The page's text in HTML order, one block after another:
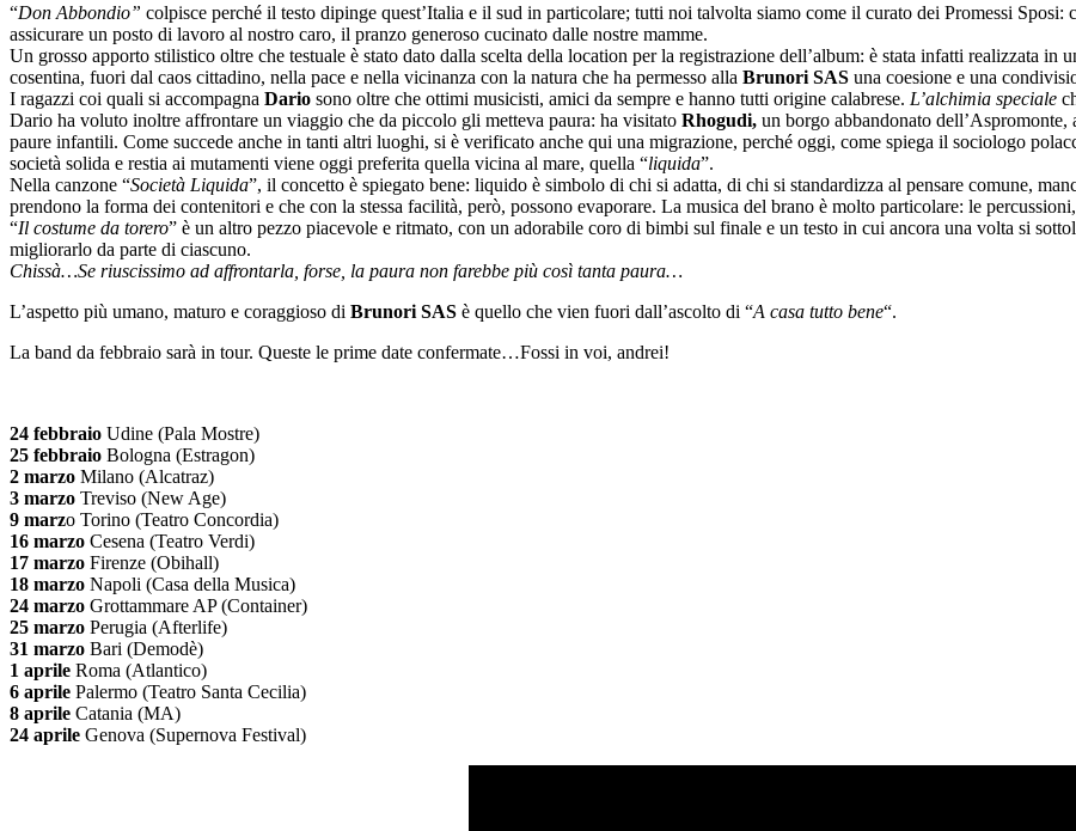
“Don Abbondio” colpisce perché il testo dipinge quest’Italia e il sud in particolare; tutti noi talvolta siamo come il curato dei Promessi
assicurare un posto di lavoro al nostro caro, il pranzo generoso cucinato dalle nostre mamme.
Un grosso apporto stilistico oltre che testuale è stato dato dalla scelta della location per la registrazione dell’album: è stata infatti realizzata in
cosentina, fuori dal caos cittadino, nella pace e nella vicinanza con la natura che ha permesso alla Brunori SAS una coesione e una
I ragazzi coi quali si accompagna Dario sono oltre che ottimi musicisti, amici da sempre e hanno tutti origine calabrese. L’alchimia speciale
Dario ha voluto inoltre affrontare un viaggio che da piccolo gli metteva paura: ha visitato Rhogudi, un borgo abbandonato
paure infantili. Come succede anche in tanti altri luoghi, si è verificato anche qui una migrazione, perché oggi, come spiega il sociologo
società solida e restia ai mutamenti viene oggi preferita quella vicina al mare, quella “liquida”.
Nella canzone “Società Liquida”, il concetto è spiegato bene: liquido è simbolo di chi si adatta, di chi si standardizza al pensare comune,
prendono la forma dei contenitori e che con la stessa facilità, però, possono evaporare. La musica del brano è molto particolare: le
“Il costume da torero” è un altro pezzo piacevole e ritmato, con un adorabile coro di bimbi sul finale e un testo in cui ancora una volta si
migliorarlo da parte di ciascuno.
Chissà…Se riuscissimo ad affrontarla, forse, la paura non farebbe più così tanta paura…
L’aspetto più umano, maturo e coraggioso di Brunori SAS è quello che vien fuori dall’ascolto di “A casa tutto bene“.
La band da febbraio sarà in tour. Queste le prime date confermate…Fossi in voi, andrei!
24 febbraio Udine (Pala Mostre)
25 febbraio Bologna (Estragon)
2 marzo Milano (Alcatraz)
3 marzo Treviso (New Age)
9 marzo Torino (Teatro Concordia)
16 marzo Cesena (Teatro Verdi)
17 marzo Firenze (Obihall)
18 marzo Napoli (Casa della Musica)
24 marzo Grottammare AP (Container)
25 marzo Perugia (Afterlife)
31 marzo Bari (Demodè)
1 aprile Roma (Atlantico)
6 aprile Palermo (Teatro Santa Cecilia)
8 aprile Catania (MA)
24 aprile Genova (Supernova Festival)